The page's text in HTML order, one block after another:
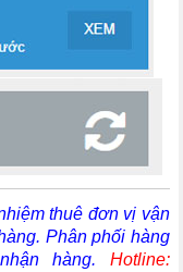
thuê đơn vị vận
. Phân phối hàng
hàng. Hotline: